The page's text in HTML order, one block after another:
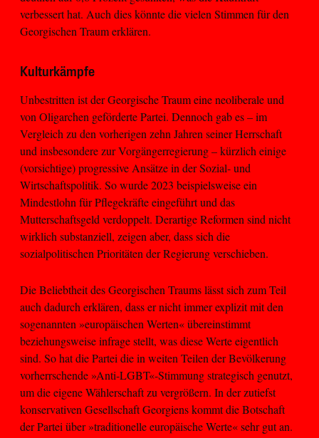
verbessert hat. Auch dies könnte die vielen Stimmen für den
Georgischen Traum erklären.
Kulturkämpfe
Unbestritten ist der Georgische Traum eine neoliberale und
von Oligarchen geförderte Partei. Dennoch gab es – im
Vergleich zu den vorherigen zehn Jahren seiner Herrschaft
und insbesondere zur Vorgängerregierung – kürzlich einige
(vorsichtige) progressive Ansätze in der Sozial- und
Wirtschaftspolitik. So wurde 2023 beispielsweise ein
Mindestlohn für Pflegekräfte eingeführt und das
Mutterschaftsgeld verdoppelt. Derartige Reformen sind nicht
wirklich substanziell, zeigen aber, dass sich die
sozialpolitischen Prioritäten der Regierung verschieben.
Die Beliebtheit des Georgischen Traums lässt sich zum Teil
auch dadurch erklären, dass er nicht immer explizit mit den
sogenannten »europäischen Werten« übereinstimmt
beziehungsweise infrage stellt, was diese Werte eigentlich
sind. So hat die Partei die in weiten Teilen der Bevölkerung
vorherrschende »Anti-LGBT«-Stimmung strategisch genutzt,
um die eigene Wählerschaft zu vergrößern. In der zutiefst
konservativen Gesellschaft Georgiens kommt die Botschaft
der Partei über »traditionelle europäische Werte« sehr gut an.